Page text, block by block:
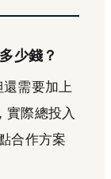
少錢？
需要加上
實際總投入
合作方案